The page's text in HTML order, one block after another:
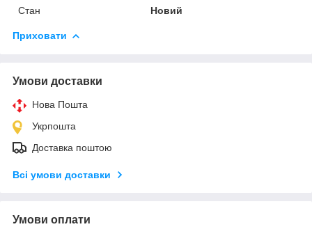
Стан
Новий
Приховати
Умови доставки
Нова Пошта
Укрпошта
Доставка поштою
Всі умови доставки
Умови оплати